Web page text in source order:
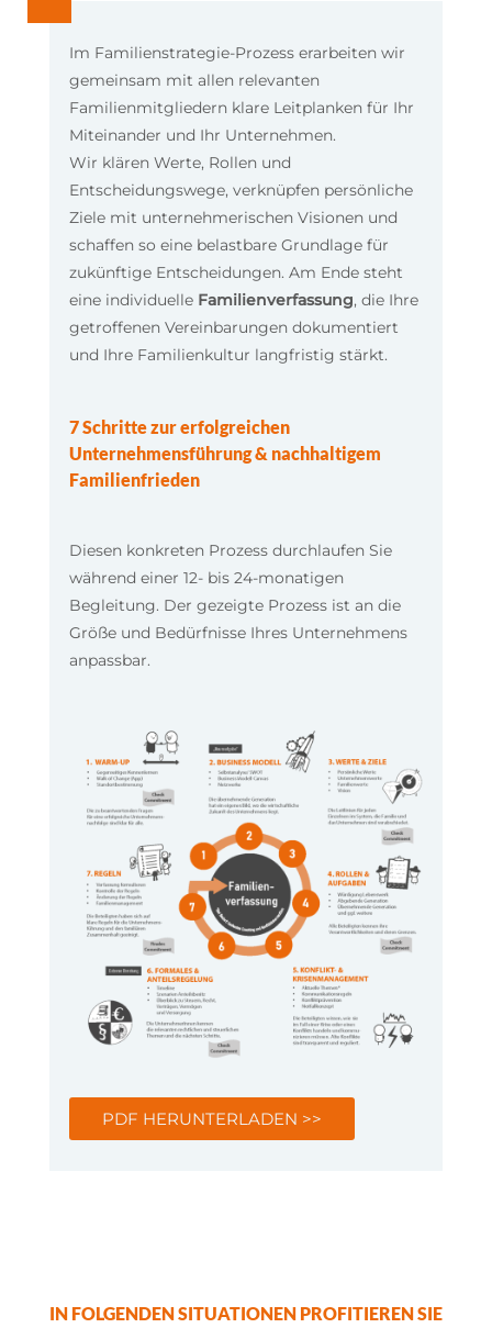
Im Familienstrategie-Prozess erarbeiten wir
gemeinsam mit allen relevanten
Familienmitgliedern klare Leitplanken für Ihr
Miteinander und Ihr Unternehmen.
Wir klären Werte, Rollen und
Entscheidungswege, verknüpfen persönliche
Ziele mit unternehmerischen Visionen und
schaffen so eine belastbare Grundlage für
zukünftige Entscheidungen. Am Ende steht
eine individuelle Familienverfassung, die Ihre
getroffenen Vereinbarungen dokumentiert
und Ihre Familienkultur langfristig stärkt.
7 Schritte zur erfolgreichen
Unternehmensführung & nachhaltigem
Familienfrieden
Diesen konkreten Prozess durchlaufen Sie
während einer 12- bis 24-monatigen
Begleitung. Der gezeigte Prozess ist an die
Größe und Bedürfnisse Ihres Unternehmens
anpassbar.
PDF HERUNTERLADEN >>
IN FOLGENDEN SITUATIONEN PROFITIEREN SIE